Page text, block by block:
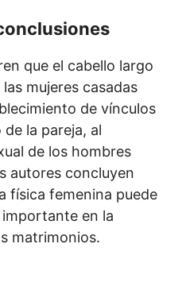
que el cabello largo
mujeres casadas
de vínculos
la pareja, al
de los hombres
autores concluyen
física femenina puede
en la
matrimonios.